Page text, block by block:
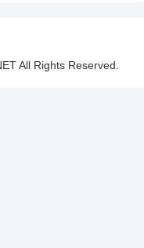
All Rights Reserved.